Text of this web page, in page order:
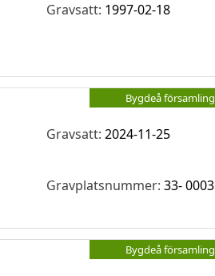
Gravsatt: 1997-02-18
Bygdeå församling
Gravsatt:2024-11-25
Gravplatsnummer: 33- 0003
Bygdeå församling